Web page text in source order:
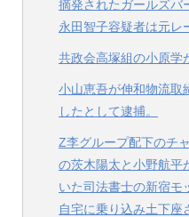
摘発されたガールズバ
永田智子容疑者は元レ
共政会高塚組の小原学
小山恵吾が伸和物流取
したとして逮捕。
Z李グループ配下のチ
の茨木陽太と小野航平
いた司法書士の新宿モ
自宅に乗り込み土下座